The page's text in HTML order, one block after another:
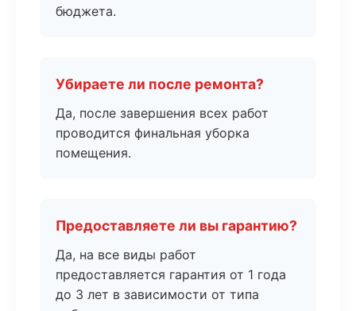
бюджета.
Убираете ли после ремонта?
Да, после завершения всех работ
проводится финальная уборка
помещения.
Предоставляете ли вы гарантию?
Да, на все виды работ
предоставляется гарантия от 1 года
до 3 лет в зависимости от типа